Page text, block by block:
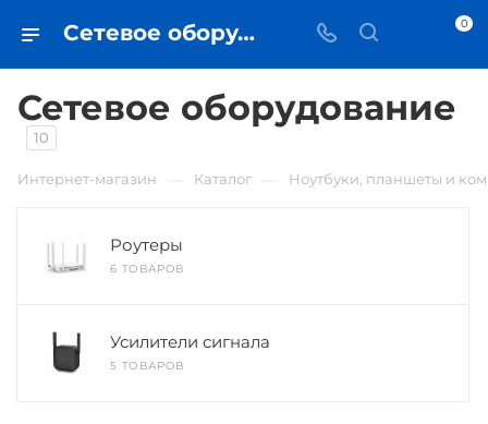
Сетевое оборудование • купить в Самаре по низкой цене - iЧехол 0
Сетевое оборудование
10
Интернет-магазин Каталог Ноутбуки, планшеты и
Роутеры
6 ТОВАРОВ
Усилители сигнала
5 ТОВАРОВ